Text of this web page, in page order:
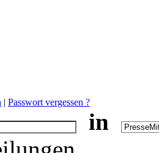
| Passwort vergessen ?
in